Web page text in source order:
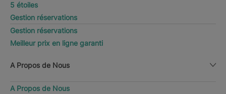
5 étoiles
Gestion réservations
Gestion réservations
Meilleur prix en ligne garanti
A Propos de Nous
A Propos de Nous